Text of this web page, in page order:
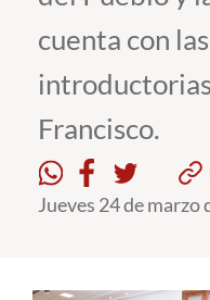
Académicos
Funcionarios
Alumni
cuenta con
Francisco.
Jueves 24 de marzo